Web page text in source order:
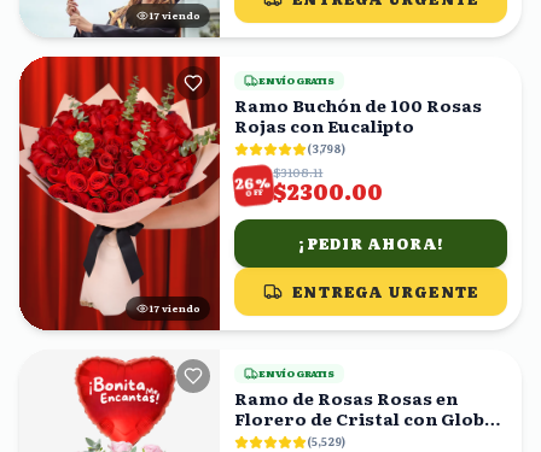
16 viendo
16 viendo
ENVÍO GRATIS
Ramo Buchón de 100 Rosas
Rojas con Eucalipto
(3,798)
26%
OFF
$3108.11
$2300.00
¡PEDIR AHORA!
ENTREGA URGENTE
ENVÍO GRATIS
Ramo de Rosas Rosas en
Florero de Cristal con Globo
Corazón
(5,529)